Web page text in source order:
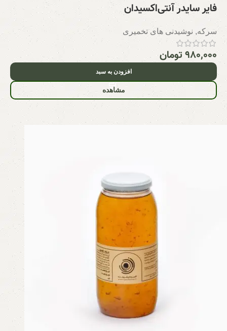
فایر سایدر آنتی‌اکسیدان
سرکه, نوشیدنی های تخمیری
۹۸۰,۰۰۰تومان
افزودن به سبد
مشاهده